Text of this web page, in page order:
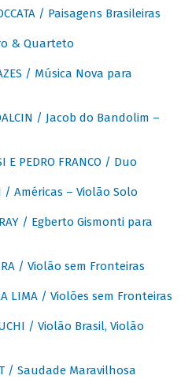
/ Paisagens Brasileiras
& Quarteto
/ Música Nova para
/ Jacob do Bandolim –
E PEDRO FRANCO / Duo
/ Américas – Violão Solo
/ Egberto Gismonti para
/ Violão sem Fronteiras
LIMA / Violões sem Fronteiras
/ Violão Brasil, Violão
/ Saudade Maravilhosa